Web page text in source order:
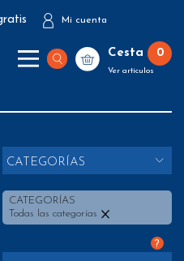
Mi cuenta
Cesta 0
Ver artículos
CATEGORÍAS
CATEGORÍAS
Todas las categorías
?